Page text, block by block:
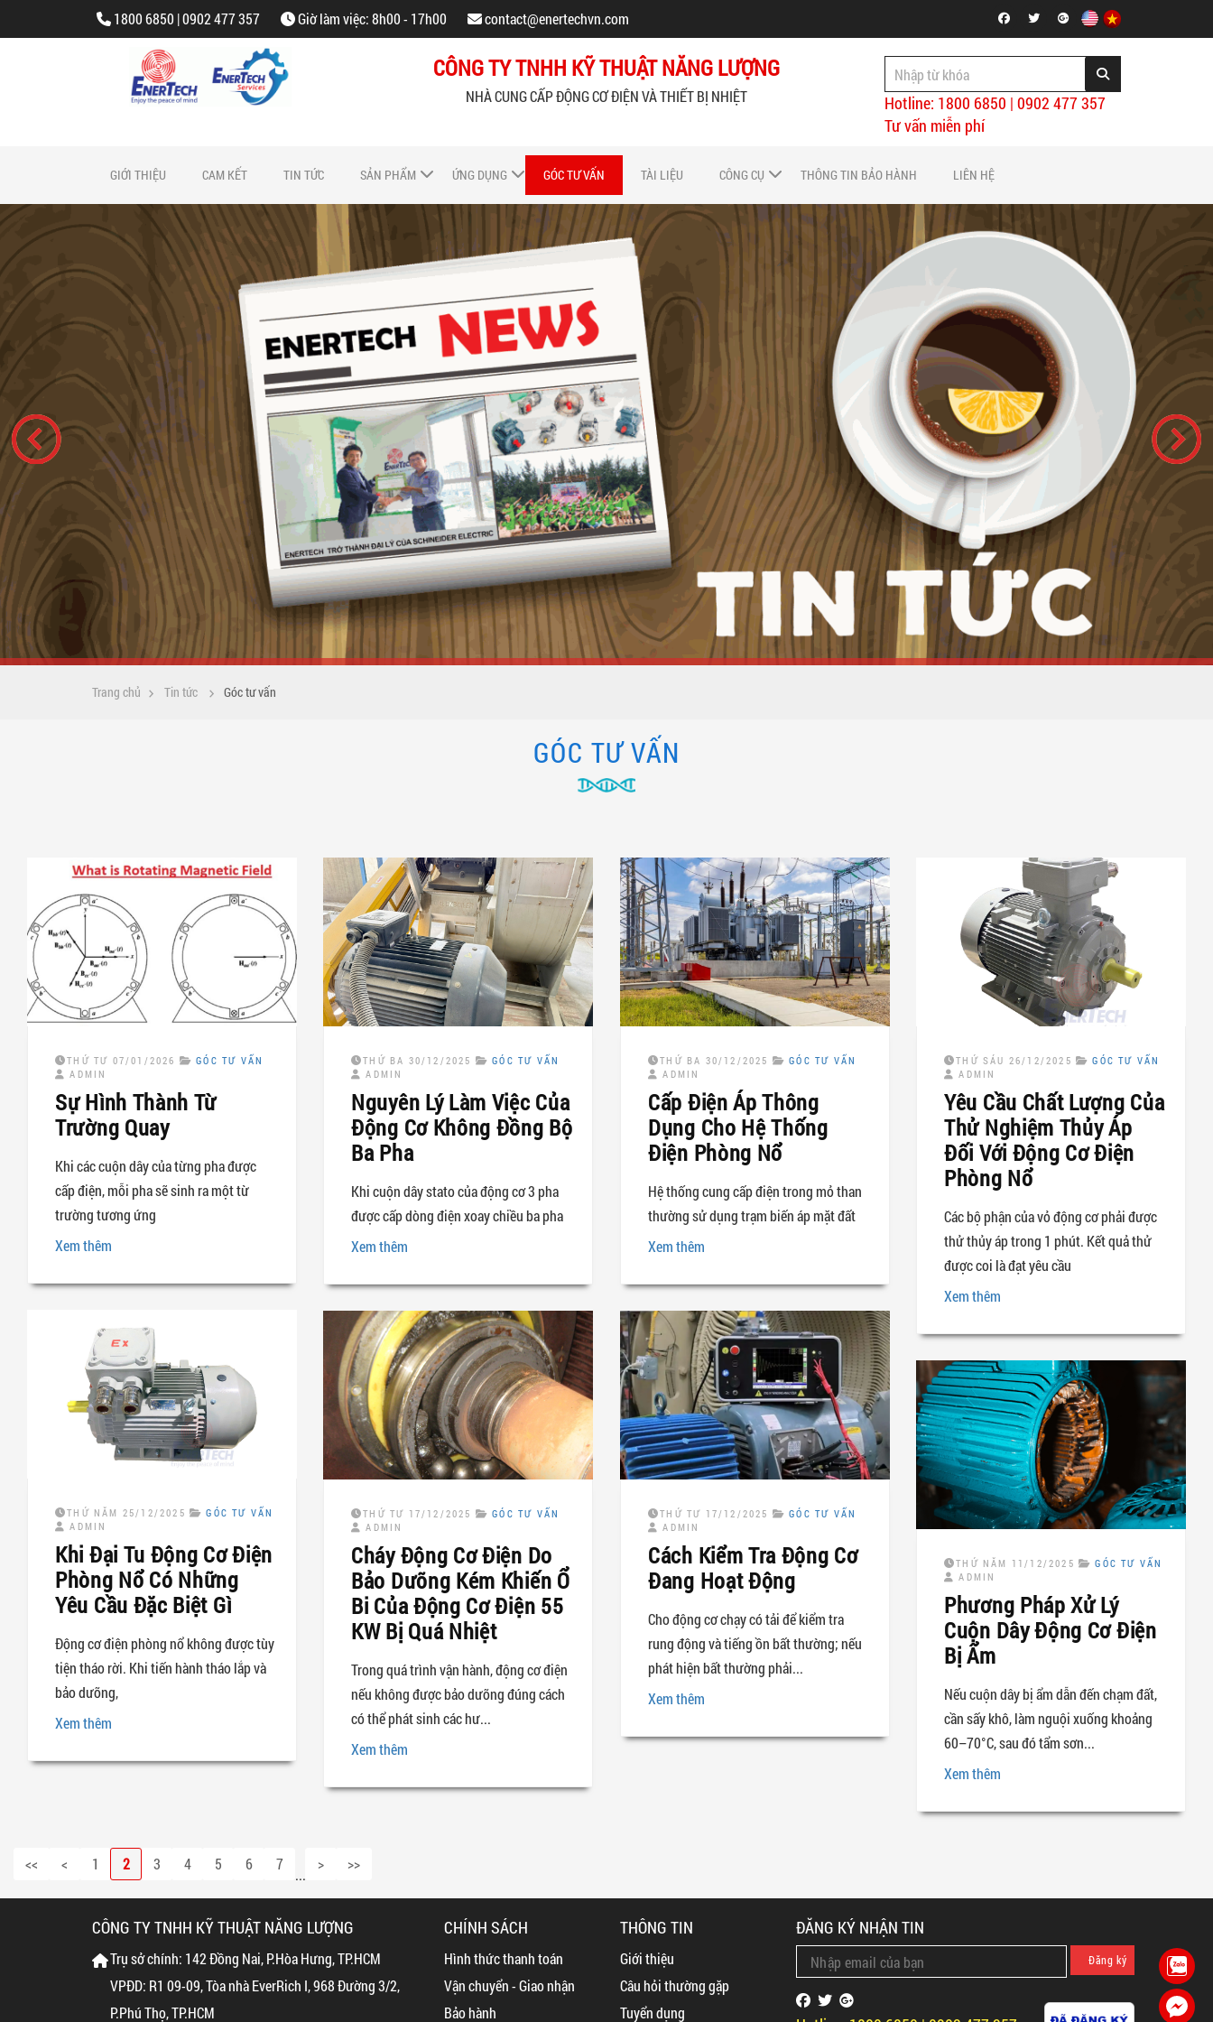
1800 6850 | 0902 477 357 Giờ làm việc: 8h00 - 17h00 contact@enertechvn.com
CÔNG TY TNHH KỸ THUẬT NĂNG LƯỢNG
NHÀ CUNG CẤP ĐỘNG CƠ ĐIỆN VÀ THIẾT BỊ NHIỆT
Hotline: 1800 6850 | 0902 477 357
Tư vấn miễn phí
GIỚI THIỆU CAM KẾT TIN TỨC SẢN PHẨM ỨNG DỤNG GÓC TƯ VẤN TÀI LIỆU CÔNG CỤ THÔNG TIN BẢO HÀNH LIÊN HỆ
Trang chủ Tin tức Góc tư vấn
GÓC TƯ VẤN
THỨ TƯ 07/01/2026
GÓC TƯ VẤN
ADMIN
Sự Hình Thành Từ
Trường Quay
Khi các cuộn dây của từng pha được
cấp điện, mỗi pha sẽ sinh ra một từ
trường tương ứng
Xem thêm
THỨ BA 30/12/2025
GÓC TƯ VẤN
ADMIN
Nguyên Lý Làm Việc Của
Động Cơ Không Đồng Bộ
Ba Pha
Khi cuộn dây stato của động cơ 3 pha
được cấp dòng điện xoay chiều ba pha
Xem thêm
THỨ BA 30/12/2025
GÓC TƯ VẤN
ADMIN
Cấp Điện Áp Thông
Dụng Cho Hệ Thống
Điện Phòng Nổ
Hệ thống cung cấp điện trong mỏ than
thường sử dụng trạm biến áp mặt đất
Xem thêm
THỨ SÁU 26/12/2025
GÓC TƯ VẤN
ADMIN
Yêu Cầu Chất Lượng Của
Thử Nghiệm Thủy Áp
Đối Với Động Cơ Điện
Phòng Nổ
Các bộ phận của vỏ động cơ phải được
thử thủy áp trong 1 phút. Kết quả thử
được coi là đạt yêu cầu
Xem thêm
THỨ NĂM 25/12/2025
GÓC TƯ VẤN
ADMIN
Khi Đại Tu Động Cơ Điện
Phòng Nổ Có Những
Yêu Cầu Đặc Biệt Gì
Động cơ điện phòng nổ không được tùy
tiện tháo rời. Khi tiến hành tháo lắp và
bảo dưỡng,
Xem thêm
THỨ TƯ 17/12/2025
GÓC TƯ VẤN
ADMIN
Cháy Động Cơ Điện Do
Bảo Dưỡng Kém Khiến Ổ
Bi Của Động Cơ Điện 55
KW Bị Quá Nhiệt
Trong quá trình vận hành, động cơ điện
nếu không được bảo dưỡng đúng cách
có thể phát sinh các hư...
Xem thêm
THỨ TƯ 17/12/2025
GÓC TƯ VẤN
ADMIN
Cách Kiểm Tra Động Cơ
Đang Hoạt Động
Cho động cơ chạy có tải để kiểm tra
rung động và tiếng ồn bất thường; nếu
phát hiện bất thường phải...
Xem thêm
THỨ NĂM 11/12/2025
GÓC TƯ VẤN
ADMIN
Phương Pháp Xử Lý
Cuộn Dây Động Cơ Điện
Bị Ẩm
Nếu cuộn dây bị ẩm dẫn đến chạm đất,
cần sấy khô, làm nguội xuống khoảng
60–70°C, sau đó tẩm sơn...
Xem thêm
<< < 1 2 3 4 5 6 7
...
> >>
CÔNG TY TNHH KỸ THUẬT NĂNG LƯỢNG
Trụ sở chính: 142 Đồng Nai, P.Hòa Hưng, TP.HCM
VPĐD: R1 09-09, Tòa nhà EverRich I, 968 Đường 3/2,
P.Phú Thọ, TP.HCM
CHÍNH SÁCH
Hình thức thanh toán
Vận chuyển - Giao nhận
Bảo hành
THÔNG TIN
Giới thiệu
Câu hỏi thường gặp
Tuyển dụng
ĐĂNG KÝ NHẬN TIN